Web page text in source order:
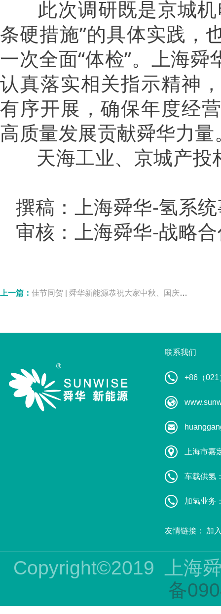
此次调研既是京城机
条硬措施”的具体实践，
一次全面“体检”。上海
认真落实相关指示精神
有序开展，确保年度经
高质量发展贡献舜华力量
天海工业、京城产投
撰稿：上海舜华-氢系
审核：上海舜华-战略
上一篇： 佳节同贺 | 舜华新能源恭祝大家中秋、国庆双节快乐！
联系我们
+86（
上海市嘉
车载供氢
加氢业务
友情链接： 加
Copyright©2019
上海
备